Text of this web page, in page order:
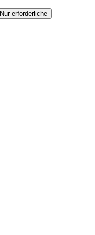
Nur erforderliche